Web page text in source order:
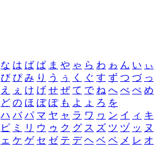
な は ば ぱ ま や ゃ ら わ ゎ ん い ぃ
び ぴ み り う ぅ く ぐ す ず つ づ っ
え ぇ け げ せ ぜ て で ね へ べ ぺ め
ど の ほ ぼ ぽ も よ ょ ろ を
ハ バ パ マ ヤ ャ ラ ワ ヮ ン イ ィ キ
ピ ミ リ ウ ゥ ク グ ス ズ ツ ヅ ッ ヌ
ェ ケ ゲ セ ゼ テ デ ヘ ベ ペ メ レ オ